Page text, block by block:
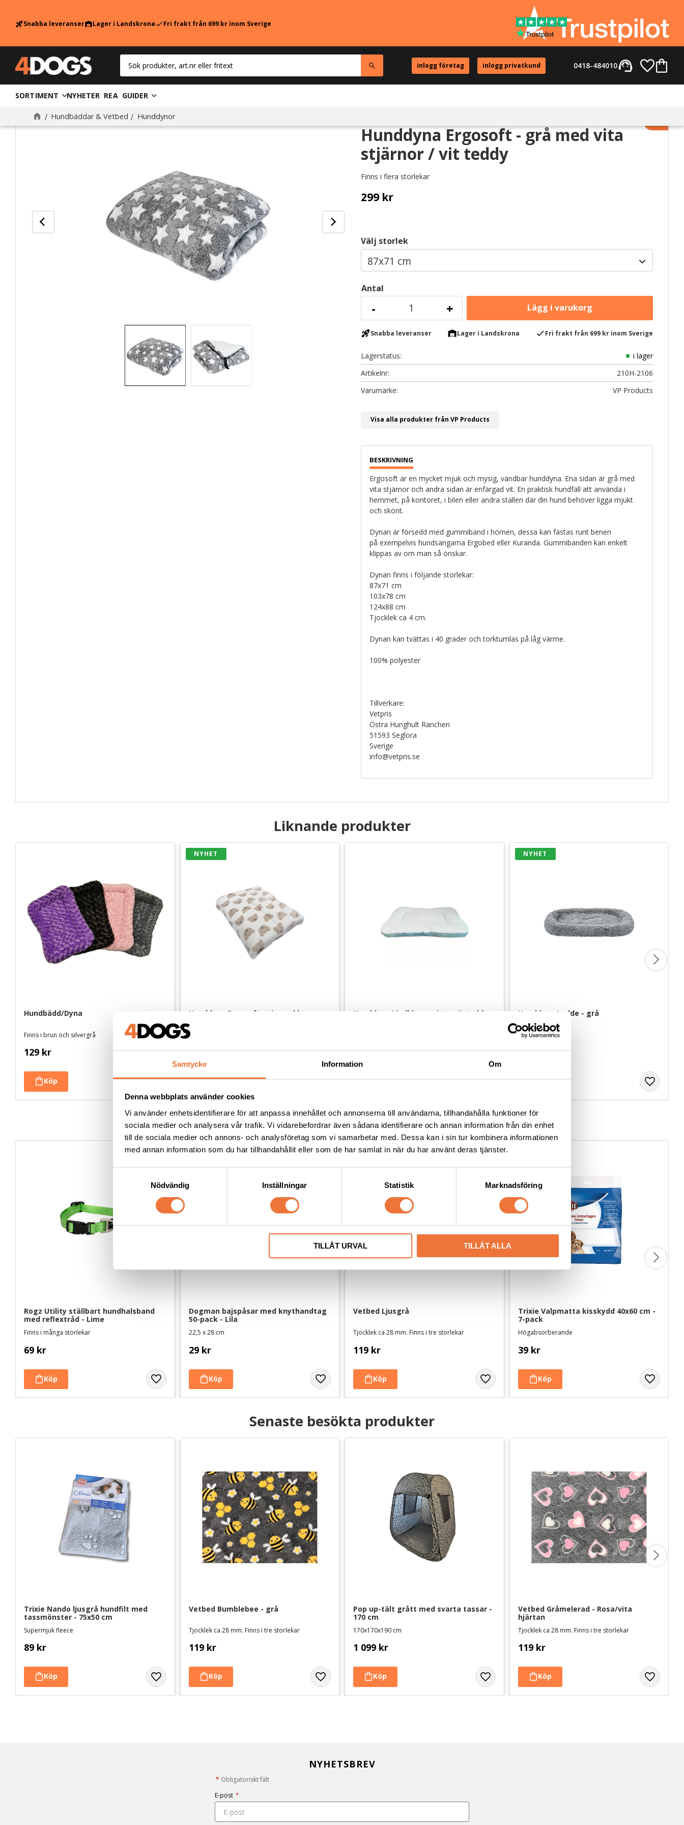
Samtycke Information Om
Denna webbplats använder cookies
Vi använder enhetsidentifierare för att anpassa innehållet och annonserna till användarna, tillhandahålla funktioner för
sociala medier och analysera vår trafik. Vi vidarebefordrar även sådana identifierare och annan information från din enhet
till de sociala medier och annons- och analysföretag som vi samarbetar med. Dessa kan i sin tur kombinera informationen
med annan information som du har tillhandahållit eller som de har samlat in när du har använt deras tjänster.
t
y
s
Nödvändig Inställningar Statistik Marknadsföring
TILLÅT URVAL TILLÅT ALLA
rocket_launchSnabba leveranserwarehouseLager i LandskronacheckFri frakt från 699 kr inom Sverige
inlogg företag inlogg privatkund support_agent
0418-484010
SORTIMENT NYHETER REA GUIDER
Hundbäddar & Vetbed Hunddynor
Hunddyna Ergosoft - grå med vita
stjärnor / vit teddy
Finns i flera storlekar
299kr
Välj storlek
Antal
+
-
Lägg
rocket_launchSnabba leveranser warehouseLager i Landskrona checkFri frakt från 699 kr inom Sverige
Lagerstatus
i lager
Artikelnr
210H-2106
VP Products
Visa alla produkter från VP Products
Ergosoft är en mycket mjuk och mysig, vändbar hunddyna. Ena sidan är grå med
vita stjärnor och andra sidan är enfärgad vit. En praktisk hundfäll att använda i
hemmet, på kontoret, i bilen eller andra ställen där din hund behöver ligga mjukt
och skönt.
Dynan är försedd med gummiband i hörnen, dessa kan fästas runt benen
på exempelvis hundsängarna Ergobed eller Kuranda. Gummibanden kan enkelt
klippas av om man så önskar.
Dynan finns i följande storlekar:
87x71 cm
103x78 cm
124x88 cm
Tjocklek ca 4 cm.
Dynan kan tvättas i 40 grader och torktumlas på låg värme.
100% polyester
Tillverkare:
Vetpris
Östra Hunghult Ranchen
51593 Seglora
Sverige
info@vetpris.se
Liknande produkter
Hundbädd/Dyna
Finns i brun och silvergrå
129 kr
Hunddyna Ergosoft - vit med bruna
Finns i flera storlekar
249kr
NYHET
Hunddyna Lindblom - vintervit teddy
199kr
Hunddyna Ludde - grå
108x71x9 cm
289kr
NYHET
Andra köpte även
Rogz Utility ställbart hundhalsband
med reflextråd - Lime
Finns i många storlekar
69 kr
Dogman bajspåsar med knythandtag
50-pack - Lila
22,5 x 28 cm
29 kr
Vetbed Ljusgrå
Tjocklek ca 28 mm. Finns i tre storlekar
119 kr
Trixie Valpmatta kisskydd 40x60 cm -
7-pack
Högabsorberande
39 kr
Senaste besökta produkter
Trixie Nando ljusgrå hundfilt med
tassmönster - 75x50 cm
Supermjuk fleece
89 kr
Vetbed Bumblebee - grå
Tjocklek ca 28 mm. Finns i tre storlekar
119 kr
Pop up-tält grått med svarta tassar -
170 cm
170x170x190 cm
1 099 kr
Vetbed Gråmelerad - Rosa/vita
hjärtan
Tjocklek ca 28 mm. Finns i tre storlekar
119 kr
NYHETSBREV
* Obligatoriskt fält
E-post *